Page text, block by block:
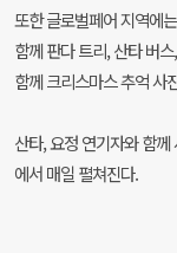
또한 글로벌페어 지역에
함께 판다 트리, 산타 버
함께 크리스마스 추억 사
산타, 요정 연기자와 함
에서 매일 펼쳐진다.